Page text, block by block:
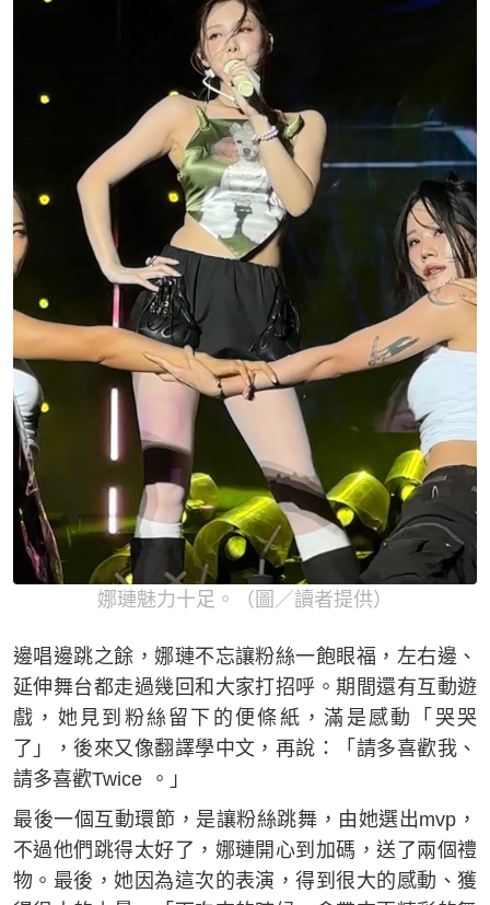
娜璉魅力十足。（圖／讀者提供）
邊唱邊跳之餘，娜璉不忘讓粉絲一飽眼福，左右邊、
延伸舞台都走過幾回和大家打招呼。期間還有互動遊
戲，她見到粉絲留下的便條紙，滿是感動「哭哭
了」，後來又像翻譯學中文，再說：「請多喜歡我、
請多喜歡Twice 。」
最後一個互動環節，是讓粉絲跳舞，由她選出mvp，
不過他們跳得太好了，娜璉開心到加碼，送了兩個禮
物。最後，她因為這次的表演，得到很大的感動、獲